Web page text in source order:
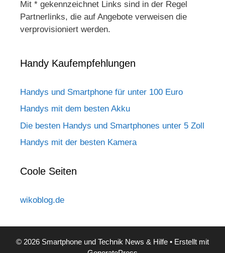
Mit * gekennzeichnet Links sind in der Regel
Partnerlinks, die auf Angebote verweisen die
verprovisioniert werden.
Handy Kaufempfehlungen
Handys und Smartphone für unter 100 Euro
Handys mit dem besten Akku
Die besten Handys und Smartphones unter 5 Zoll
Handys mit der besten Kamera
Coole Seiten
wikoblog.de
© 2026 Smartphone und Technik News & Hilfe • Erstellt mit